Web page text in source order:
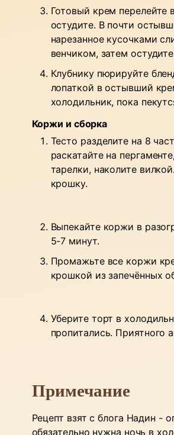
Готовый крем
остудите. В почти
нарезанное кусочками
венчиком, затем
Клубнику пюрируйте
лопаткой в остывший
холодильник, пока
Коржи и сборка
Тесто разделите на 8
раскатайте на
тарелки, наколите
крошку.
Выпекайте коржи в
5-7 минут.
Промажьте все коржи
крошкой из запечённых
Уберите торт в
пропитались. Приятного
Примечание
Рецепт взят с блога Надин -
обязательно нужна ночь в